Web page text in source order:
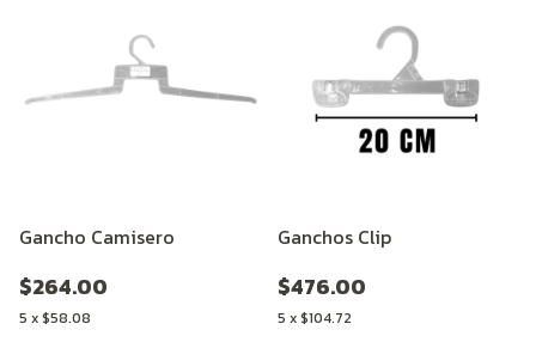
Gancho Camisero
$264.00
5 x$58.08
Ganchos Clip
$476.00
5 x$104.72